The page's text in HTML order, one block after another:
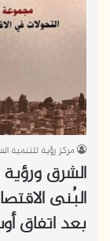
مركز رؤية للتنمية
الشرق
البُنى
بعد اتفاق